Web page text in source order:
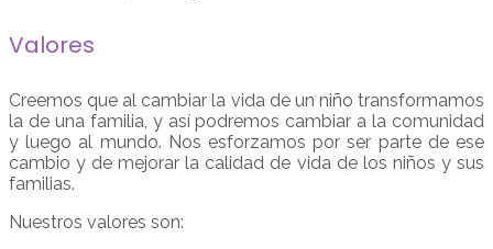
Valores
Creemos que al cambiar la vida de un niño transformamos
la de una familia, y así podremos cambiar a la comunidad
y luego al mundo. Nos esforzamos por ser parte de ese
cambio y de mejorar la calidad de vida de los niños y sus
familias.
Nuestros valores son: